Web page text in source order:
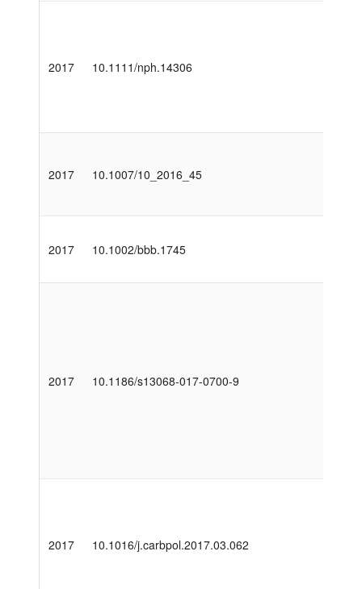
2017 10.1111/nph.14306
2017 10.1007/10_2016_45
2017 10.1002/bbb.1745
2017 10.1186/s13068-017-0700-9
2017 10.1016/j.carbpol.2017.03.062